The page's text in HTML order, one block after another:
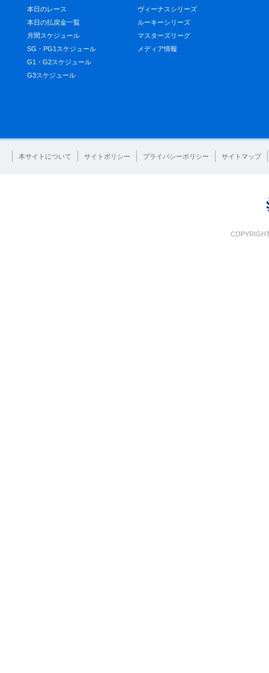
本日のレース
本日の払戻金一覧
月間スケジュール
SG・PG1スケジュール
G1・G2スケジュール
G3スケジュール
ヴィーナスシリーズ
ルーキーシリーズ
マスターズリーグ
メディア情報
本サイトについて サイトポリシー プライバシーポリシー サイトマップ